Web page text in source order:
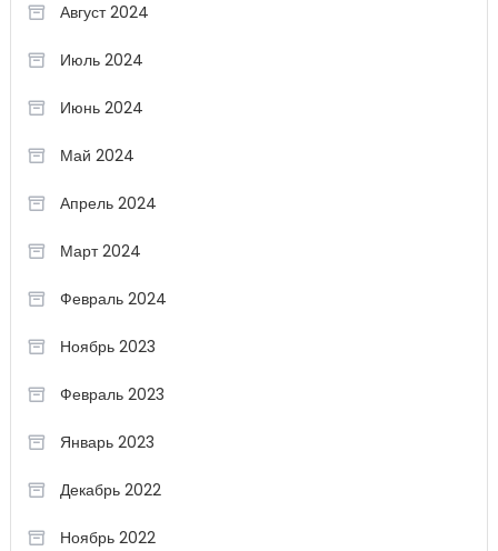
Август 2024
Июль 2024
Июнь 2024
Май 2024
Апрель 2024
Март 2024
Февраль 2024
Ноябрь 2023
Февраль 2023
Январь 2023
Декабрь 2022
Ноябрь 2022